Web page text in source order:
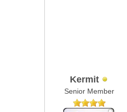
Kermit
Senior Member